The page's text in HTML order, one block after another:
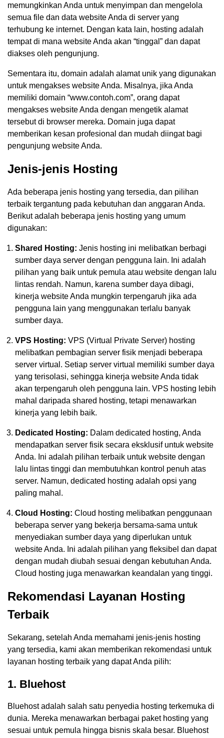
memungkinkan Anda untuk menyimpan dan mengelola
semua file dan data website Anda di server yang
terhubung ke internet. Dengan kata lain, hosting adalah
tempat di mana website Anda akan “tinggal” dan dapat
diakses oleh pengunjung.
Sementara itu, domain adalah alamat unik yang digunakan
untuk mengakses website Anda. Misalnya, jika Anda
memiliki domain “www.contoh.com”, orang dapat
mengakses website Anda dengan mengetik alamat
tersebut di browser mereka. Domain juga dapat
memberikan kesan profesional dan mudah diingat bagi
pengunjung website Anda.
Jenis-jenis Hosting
Ada beberapa jenis hosting yang tersedia, dan pilihan
terbaik tergantung pada kebutuhan dan anggaran Anda.
Berikut adalah beberapa jenis hosting yang umum
digunakan:
Shared Hosting: Jenis hosting ini melibatkan berbagi
sumber daya server dengan pengguna lain. Ini adalah
pilihan yang baik untuk pemula atau website dengan lalu
lintas rendah. Namun, karena sumber daya dibagi,
kinerja website Anda mungkin terpengaruh jika ada
pengguna lain yang menggunakan terlalu banyak
sumber daya.
VPS Hosting: VPS (Virtual Private Server) hosting
melibatkan pembagian server fisik menjadi beberapa
server virtual. Setiap server virtual memiliki sumber daya
yang terisolasi, sehingga kinerja website Anda tidak
akan terpengaruh oleh pengguna lain. VPS hosting lebih
mahal daripada shared hosting, tetapi menawarkan
kinerja yang lebih baik.
Dedicated Hosting: Dalam dedicated hosting, Anda
mendapatkan server fisik secara eksklusif untuk website
Anda. Ini adalah pilihan terbaik untuk website dengan
lalu lintas tinggi dan membutuhkan kontrol penuh atas
server. Namun, dedicated hosting adalah opsi yang
paling mahal.
Cloud Hosting: Cloud hosting melibatkan penggunaan
beberapa server yang bekerja bersama-sama untuk
menyediakan sumber daya yang diperlukan untuk
website Anda. Ini adalah pilihan yang fleksibel dan dapat
dengan mudah diubah sesuai dengan kebutuhan Anda.
Cloud hosting juga menawarkan keandalan yang tinggi.
Rekomendasi Layanan Hosting
Terbaik
Sekarang, setelah Anda memahami jenis-jenis hosting
yang tersedia, kami akan memberikan rekomendasi untuk
layanan hosting terbaik yang dapat Anda pilih:
1. Bluehost
Bluehost adalah salah satu penyedia hosting terkemuka di
dunia. Mereka menawarkan berbagai paket hosting yang
sesuai untuk pemula hingga bisnis skala besar. Bluehost